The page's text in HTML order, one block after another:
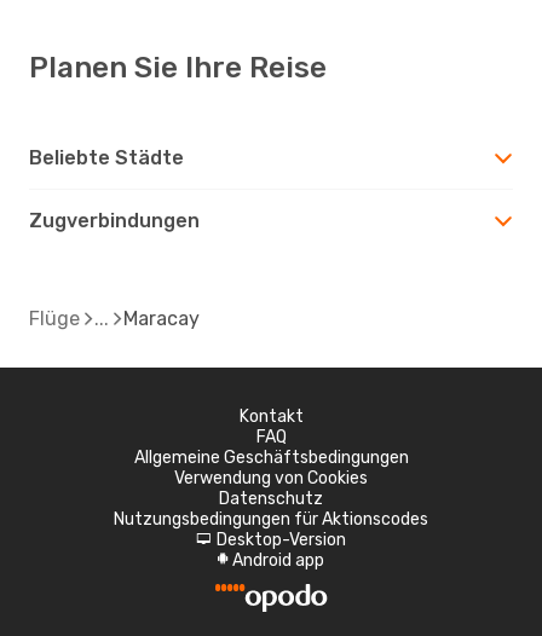
Planen Sie Ihre Reise
Beliebte Städte
Zugverbindungen
Flüge Maracay
Kontakt
FAQ
Allgemeine Geschäftsbedingungen
Verwendung von Cookies
Datenschutz
Nutzungsbedingungen für Aktionscodes
d Desktop-Version
A Android app